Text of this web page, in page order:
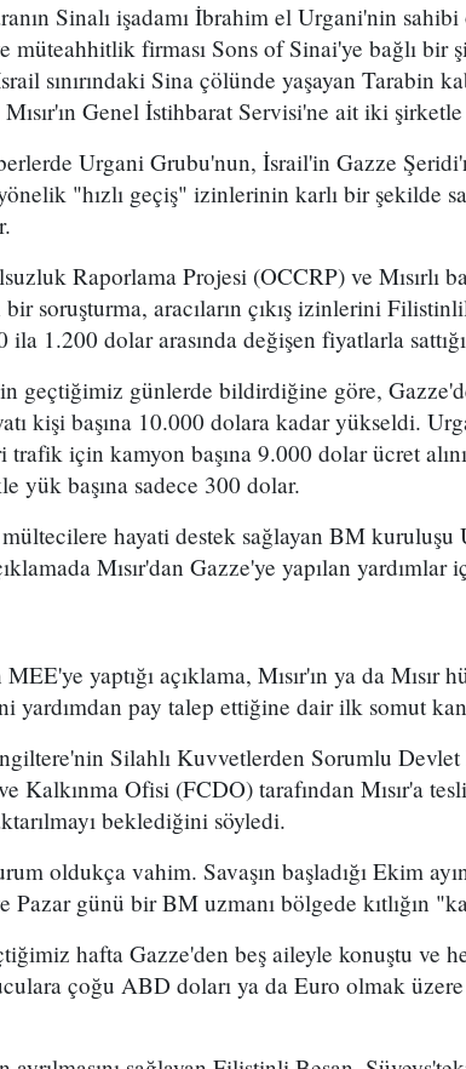
Sinalı işadamı İbrahim el Urgani'nin
müteahhitlik firması Sons of Sinai'ye bağlı
sınırındaki Sina çölünde yaşayan Tarabin
Genel İstihbarat Servisi'ne ait iki
Urgani Grubu'nun, İsrail'in Gazze
"hızlı geçiş" izinlerinin karlı bir şekilde
Raporlama Projesi (OCCRP) ve Mısırlı
soruşturma, aracıların çıkış izinlerini
ila 1.200 dolar arasında değişen fiyatlarla
geçtiğimiz günlerde bildirdiğine göre,
kişi başına 10.000 dolara kadar yükseldi.
için kamyon başına 9.000 dolar ücret
yük başına sadece 300 dolar.
hayati destek sağlayan BM kuruluşu
Mısır'dan Gazze'ye yapılan
yaptığı açıklama, Mısır'ın ya da Mısır
yardımdan pay talep ettiğine dair ilk somut
Silahlı Kuvvetlerden Sorumlu Devlet
Kalkınma Ofisi (FCDO) tarafından Mısır'a
beklediğini söyledi.
oldukça vahim. Savaşın başladığı Ekim
günü bir BM uzmanı bölgede kıtlığın
hafta Gazze'den beş aileyle konuştu ve
çoğu ABD doları ya da Euro olmak